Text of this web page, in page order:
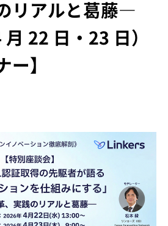
リアルと葛藤―
月 22 日・23 日）
ー】